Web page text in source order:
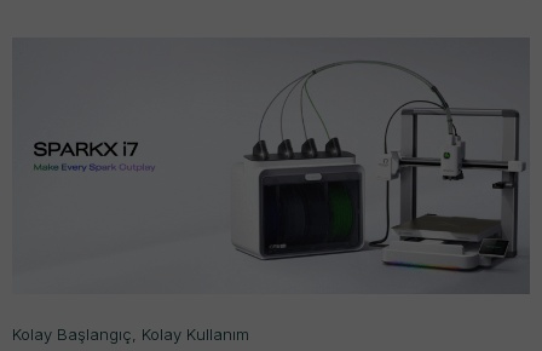
Kolay Başlangıç, Kolay Kullanım